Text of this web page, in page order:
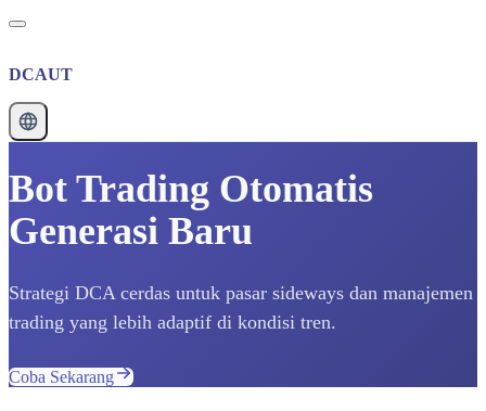
DCAUT
Bot Trading Otomatis
Generasi Baru
Strategi DCA cerdas untuk pasar sideways dan manajemen
trading yang lebih adaptif di kondisi tren.
Coba Sekarang